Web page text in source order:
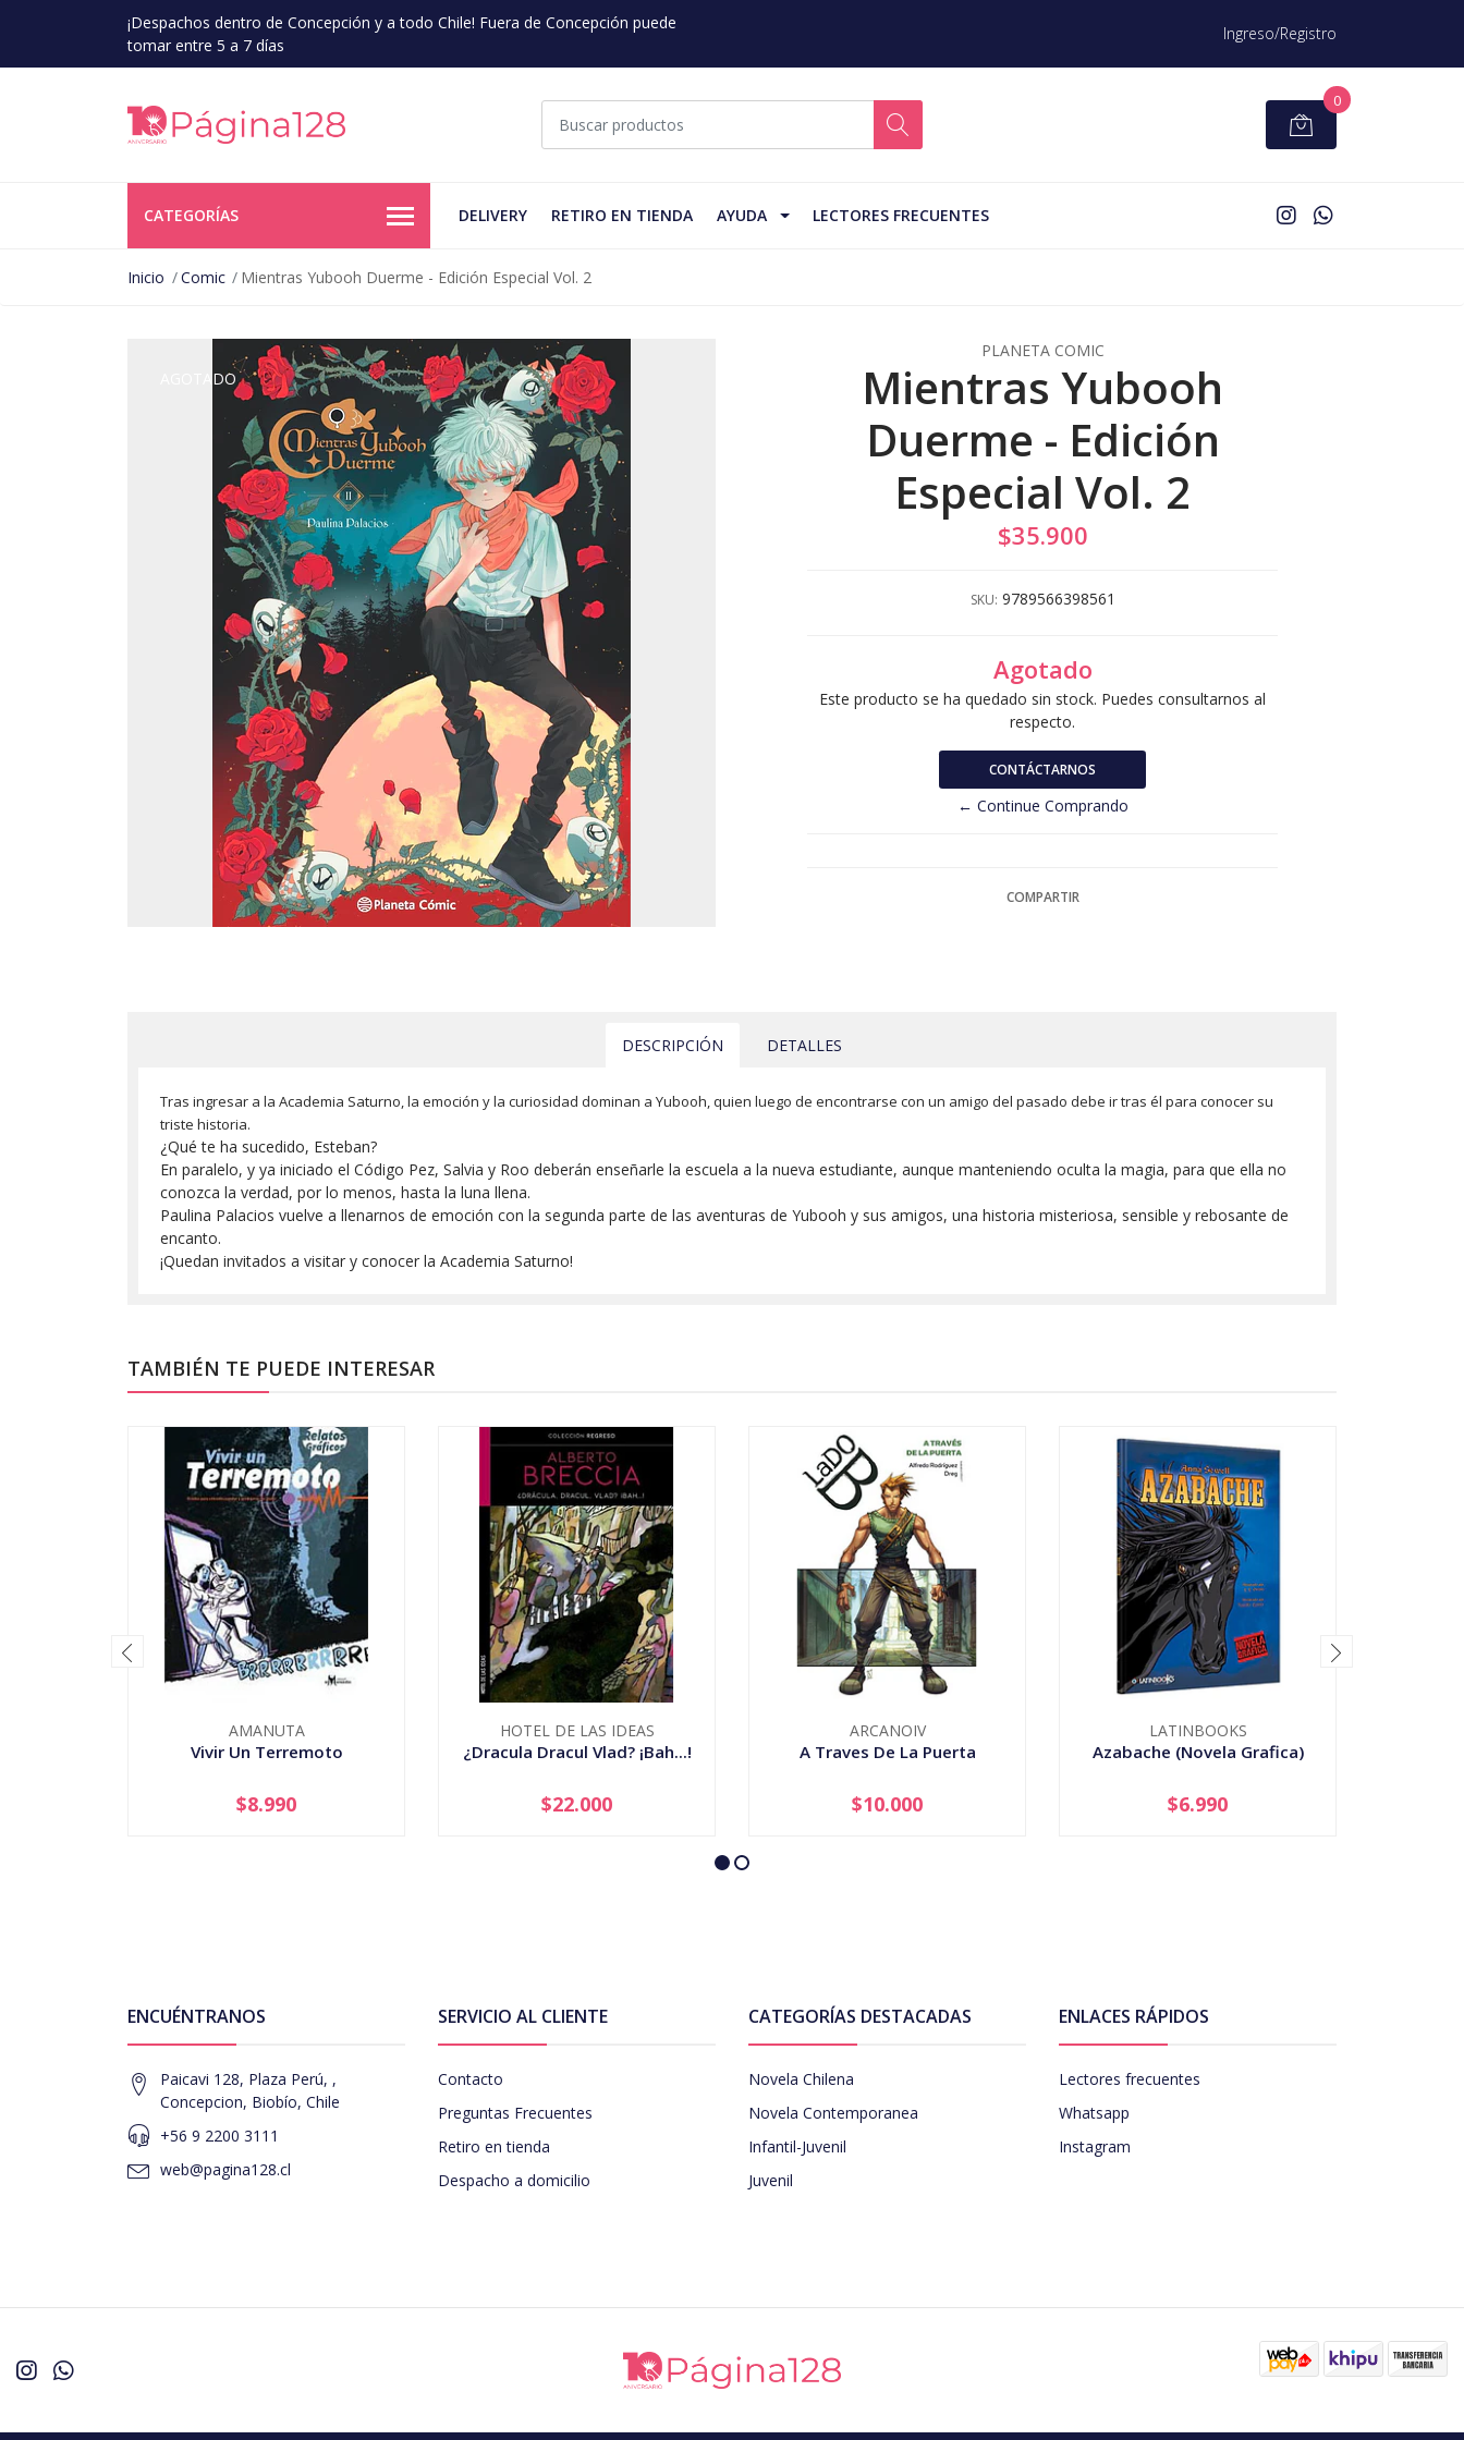
¡Despachos dentro de Concepción y a todo Chile! Fuera de Concepción puede
tomar entre 5 a 7 días
Ingreso/Registro
0
CATEGORÍAS DELIVERY RETIRO EN TIENDA AYUDA LECTORES FRECUENTES
Inicio Comic Mientras Yubooh Duerme - Edición Especial Vol. 2
AGOTADO
PLANETA COMIC
Mientras Yubooh
Duerme - Edición
Especial Vol. 2
$35.900
SKU: 9789566398561
Agotado
Este producto se ha quedado sin stock. Puedes consultarnos al
respecto.
CONTÁCTARNOS
← Continue Comprando
COMPARTIR
DESCRIPCIÓN DETALLES
Tras ingresar a la Academia Saturno, la emoción y la curiosidad dominan a Yubooh, quien luego de encontrarse con un amigo del pasado debe ir tras él para conocer su
triste historia.
¿Qué te ha sucedido, Esteban?
En paralelo, y ya iniciado el Código Pez, Salvia y Roo deberán enseñarle la escuela a la nueva estudiante, aunque manteniendo oculta la magia, para que ella no
conozca la verdad, por lo menos, hasta la luna llena.
Paulina Palacios vuelve a llenarnos de emoción con la segunda parte de las aventuras de Yubooh y sus amigos, una historia misteriosa, sensible y rebosante de
encanto.
¡Quedan invitados a visitar y conocer la Academia Saturno!
TAMBIÉN TE PUEDE INTERESAR
AMANUTA
Vivir Un Terremoto
+
$8.990
HOTEL DE LAS IDEAS
¿Dracula Dracul Vlad? ¡Bah...!
+
$22.000
ARCANOIV
A Traves De La Puerta
+
$10.000
LATINBOOKS
Azabache (Novela Grafica)
+
$6.990
ENCUÉNTRANOS
Paicavi 128, Plaza Perú, ,
Concepcion, Biobío, Chile
+56 9 2200 3111
web@pagina128.cl
SERVICIO AL CLIENTE
Contacto
Preguntas Frecuentes
Retiro en tienda
Despacho a domicilio
CATEGORÍAS DESTACADAS
Novela Chilena
Novela Contemporanea
Infantil-Juvenil
Juvenil
ENLACES RÁPIDOS
Lectores frecuentes
Whatsapp
Instagram